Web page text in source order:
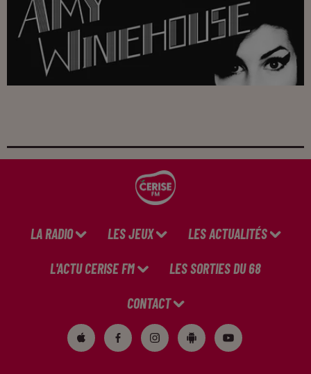
LA RADIO LES JEUX LES ACTUALITÉS
L'ACTU CERISE FM LES SORTIES DU 68
CONTACT